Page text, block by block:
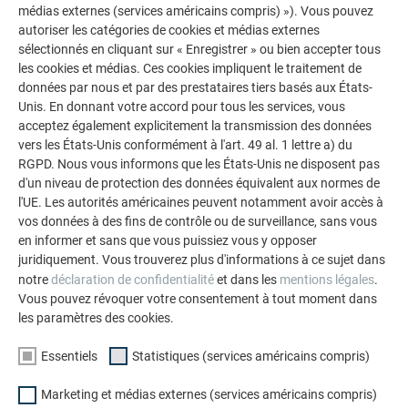
LAISSEZ-VOUS INSPIRER
AUTRES BÂTIMENTS
La galerie de références PREFA démontre la
polyvalence de l’aluminium. Découvrez d’autres projets
impressionnants avec les solutions en aluminium
durables de PREFA pour toitures, systèmes solaires et
façades.
VOIR DAVANTAGE DE RÉFÉRENCES
médias externes (services américains compris) »). Vous pouvez
autoriser les catégories de cookies et médias externes
sélectionnés en cliquant sur « Enregistrer » ou bien accepter tous
les cookies et médias. Ces cookies impliquent le traitement de
données par nous et par des prestataires tiers basés aux États-
Unis. En donnant votre accord pour tous les services, vous
acceptez également explicitement la transmission des données
vers les États-Unis conformément à l'art. 49 al. 1 lettre a) du
RGPD. Nous vous informons que les États-Unis ne disposent pas
d'un niveau de protection des données équivalent aux normes de
l'UE. Les autorités américaines peuvent notamment avoir accès à
vos données à des fins de contrôle ou de surveillance, sans vous
en informer et sans que vous puissiez vous y opposer
juridiquement. Vous trouverez plus d'informations à ce sujet dans
notredéclaration de confidentialitéet dans les mentions légales.
Vous pouvez révoquer votre consentement à tout moment dans
les paramètres des cookies.
Essentiels Statistiques (services américains compris)
Marketing et médias externes (services américains compris)